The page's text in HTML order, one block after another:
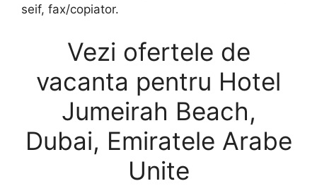
seif, fax/copiator.
Vezi ofertele de
vacanta pentru Hotel
Jumeirah Beach,
Dubai, Emiratele Arabe
Unite